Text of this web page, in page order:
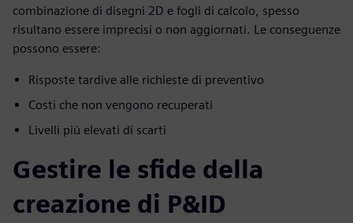
combinazione di disegni 2D e fogli di calcolo, spesso
risultano essere imprecisi o non aggiornati. Le conseguenze
possono essere:
Risposte tardive alle richieste di preventivo
Costi che non vengono recuperati
Livelli più elevati di scarti
Gestire le sfide della
creazione di P&ID